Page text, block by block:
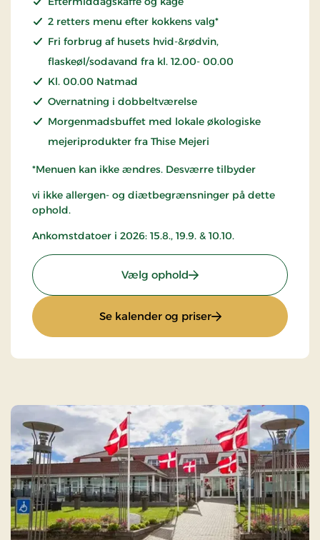
2 retters menu efter kokkens valg*
Fri forbrug af husets hvid-&rødvin,
flaskeøl/sodavand fra kl. 12.00- 00.00
Kl. 00.00 Natmad
Overnatning i dobbeltværelse
Morgenmadsbuffet med lokale økologiske
mejeriprodukter fra Thise Mejeri
*Menuen kan ikke ændres. Desværre tilbyder
vi ikke allergen- og diætbegrænsninger på dette
ophold.
Ankomstdatoer i 2026: 15.8., 19.9. & 10.10.
Vælg ophold: All-inclusive med
Se kalender og priser: All-inclusive med